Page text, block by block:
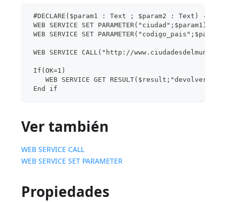
#DECLARE($param1 : Text ; $param2 : Text) ->
WEB SERVICE SET PARAMETER("ciudad";$param1)
WEB SERVICE SET
WEB SERVICE CALL("http://
If(OK=1)
WEB SERVICE GET RESULT($result;"devolver";*)
End if
Ver también
WEB SERVICE CALL
WEB SERVICE SET PARAMETER
Propiedades